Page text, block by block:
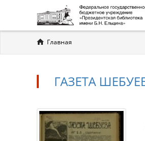
Вы
здесь
Главная
ГАЗЕТА